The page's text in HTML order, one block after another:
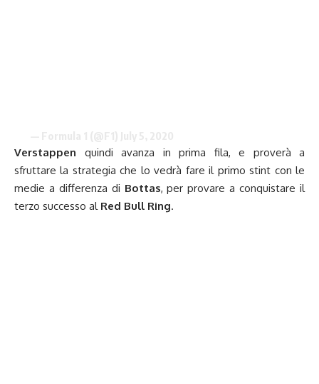
Verstappen
quindi avanza in prima fila, e proverà a
sfruttare la strategia che lo vedrà fare il primo stint con le
medie a differenza di Bottas, per provare a conquistare il
terzo successo al Red Bull Ring.